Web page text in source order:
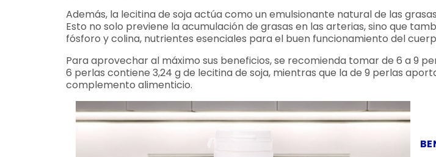
Además, la lecitina de soja actúa como un emulsionante natural de las
Esto no solo previene la acumulación de grasas en las arterias, sino que
fósforo y colina, nutrientes esenciales para el buen funcionamiento del
Para aprovechar al máximo sus beneficios, se recomienda tomar de 6 a 9
6 perlas contiene 3,24 g de lecitina de soja, mientras que la de 9 perlas
complemento alimenticio.